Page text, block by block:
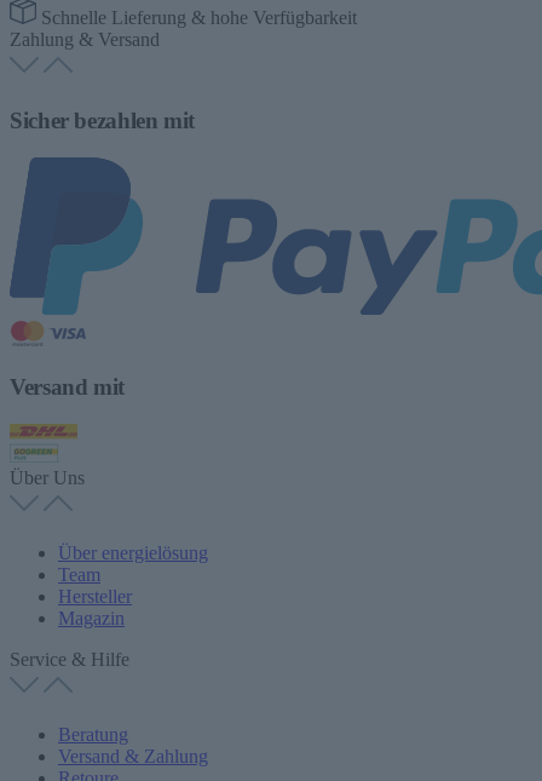
Schnelle Lieferung & hohe Verfügbarkeit
Zahlung & Versand
Sicher bezahlen mit
Versand mit
Über Uns
Über energielösung
Team
Hersteller
Magazin
Service & Hilfe
Beratung
Versand & Zahlung